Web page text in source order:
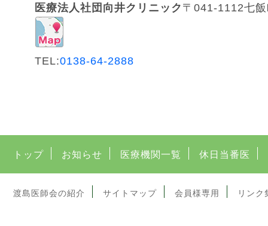
医療法人社団向井クリニック 〒041-1112七
TEL:0138-64-2888
トップ お知らせ 医療機関一覧 休日当番医
渡島医師会の紹介 サイトマップ 会員様専用 リンク